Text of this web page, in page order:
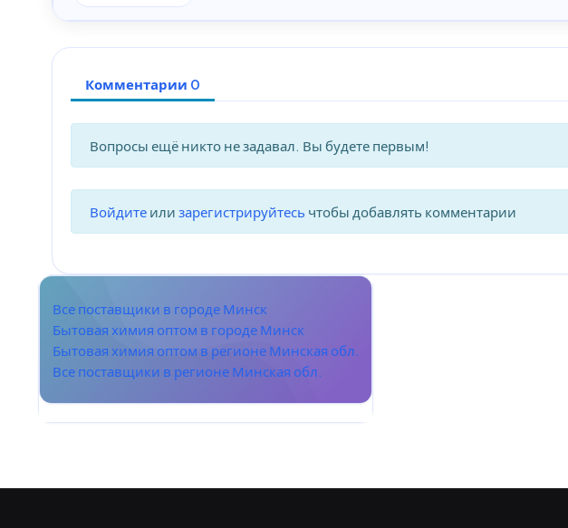
Комментарии 0
Вопросы ещё никто не задавал. Вы будете первым!
Войдите или зарегистрируйтесь чтобы добавлять комментарии
Все поставщики в городе Минск
Бытовая химия оптом в городе Минск
Бытовая химия оптом в регионе Минская обл.
Все поставщики в регионе Минская обл.